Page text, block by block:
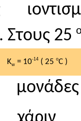
Στους 25
Kw= 10-14( 25 oC )